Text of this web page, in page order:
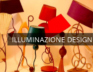
ILLUMINAZIONE DESIGN